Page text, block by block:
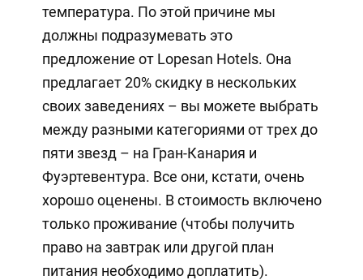
температура. По этой причине мы
должны подразумевать это
предложение от Lopesan Hotels. Она
предлагает 20% скидку в нескольких
своих заведениях – вы можете выбрать
между разными категориями от трех до
пяти звезд – на Гран-Канария и
Фуэртевентура. Все они, кстати, очень
хорошо оценены. В стоимость включено
только проживание (чтобы получить
право на завтрак или другой план
питания необходимо доплатить).